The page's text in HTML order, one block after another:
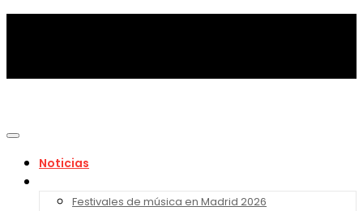
Noticias
Festivales de música en Madrid 2026